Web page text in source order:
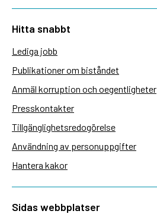
Hitta snabbt
Lediga jobb
Publikationer om biståndet
Anmäl korruption och oegentligheter
Presskontakter
Tillgänglighetsredogörelse
Användning av personuppgifter
Hantera kakor
Sidas webbplatser